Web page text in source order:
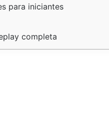
para iniciantes
completa